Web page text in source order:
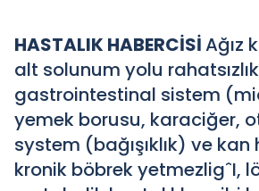
HASTALIK HABERCİSİAğız
alt solunum yolu
gastrointestinal sistem
yemek borusu, karaciğer,
system (bağışıklık) ve kan
kronik böbrek yetmezligˆI,